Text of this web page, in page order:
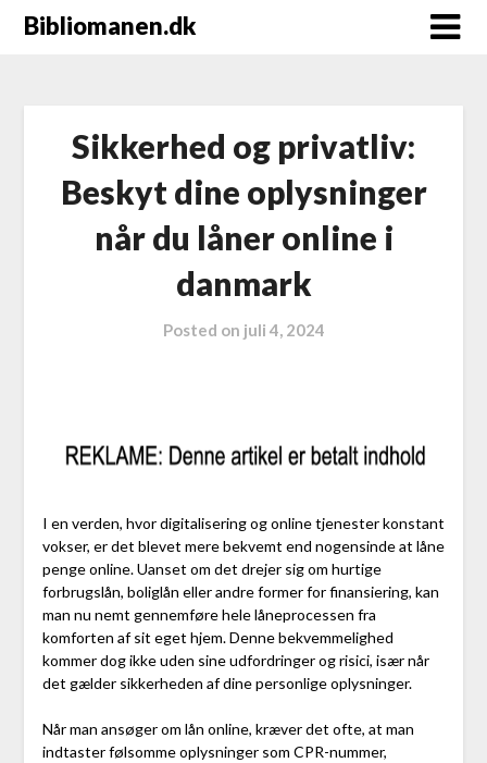
Bibliomanen.dk
Sikkerhed og privatliv:
Beskyt dine oplysninger
når du låner online i
danmark
Posted on juli 4, 2024
I en verden, hvor digitalisering og online tjenester konstant
vokser, er det blevet mere bekvemt end nogensinde at låne
penge online. Uanset om det drejer sig om hurtige
forbrugslån, boliglån eller andre former for finansiering, kan
man nu nemt gennemføre hele låneprocessen fra
komforten af sit eget hjem. Denne bekvemmelighed
kommer dog ikke uden sine udfordringer og risici, især når
det gælder sikkerheden af dine personlige oplysninger.
Når man ansøger om lån online, kræver det ofte, at man
indtaster følsomme oplysninger som CPR-nummer,